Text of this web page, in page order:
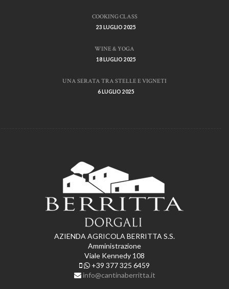
COOKING CLASS
23 LUGLIO 2025
WINE & YOGA
18 LUGLIO 2025
UNA SERATA TRA STELLE E VIGNETI
6 LUGLIO 2025
AZIENDA AGRICOLA BERRITTA S.S.
Amministrazione
Viale Kennedy 108
+39 377 325 6459
info@cantinaberritta.it